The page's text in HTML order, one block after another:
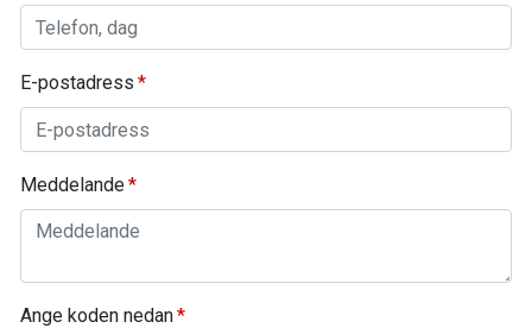
E-postadress
Meddelande
Ange koden nedan